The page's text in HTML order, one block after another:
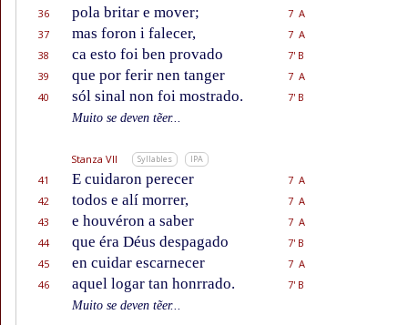
36
pola britar e mover;
7 A
37
mas foron i falecer,
7 A
38
ca esto foi ben provado
7' B
39
que por ferir nen tanger
7 A
40
sól sinal non foi mostrado.
7' B
Muito se deven tẽer...
Stanza VII Syllables IPA
41 E cuidaron perecer
7 A
42
todos e alí morrer,
7 A
43
e houvéron a saber
7 A
44
que éra Déus despagado
7' B
45
en cuidar escarnecer
7 A
46
aquel logar tan honrrado.
7' B
Muito se deven tẽer...